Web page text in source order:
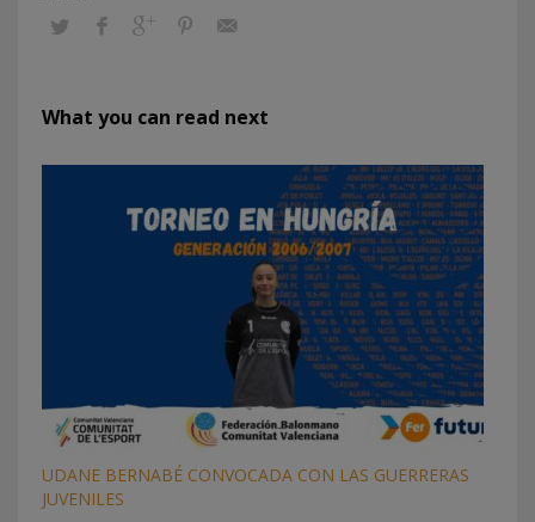
What you can read next
UDANE BERNABÉ CONVOCADA CON LAS GUERRERAS
JUVENILES